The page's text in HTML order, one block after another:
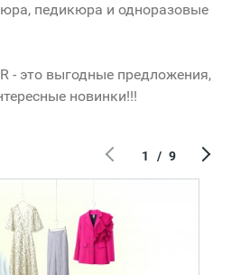
педикюра и одноразовые
- это выгодные предложения,
новинки!!!
1 / 9